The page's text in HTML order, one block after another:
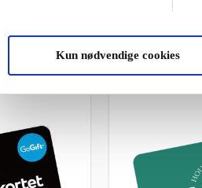
Kun nødvendige cookies